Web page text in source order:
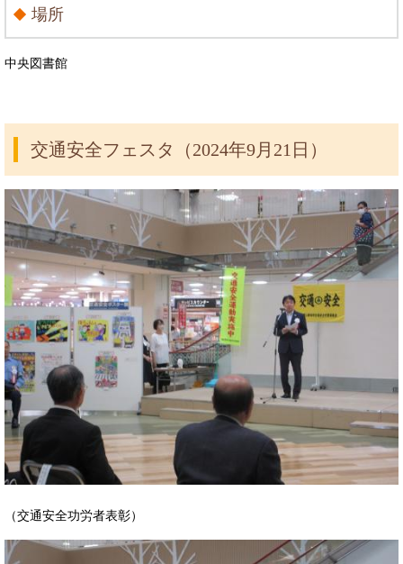
場所
中央図書館
交通安全フェスタ（2024年9月21日）
（交通安全功労者表彰）